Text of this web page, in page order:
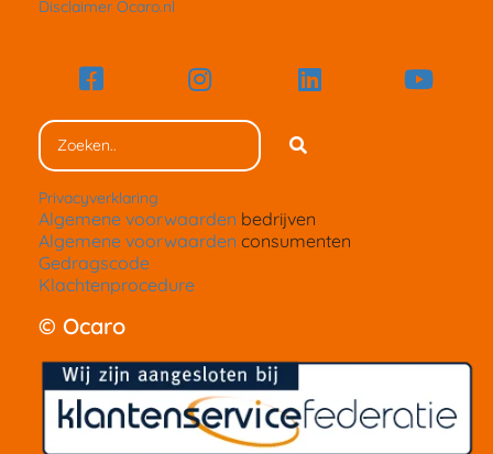
Disclaimer Ocaro.nl
Privacyverklaring
Algemene voorwaarden bedrijven
Algemene voorwaarden consumenten
Gedragscode
Klachtenprocedure
© Ocaro